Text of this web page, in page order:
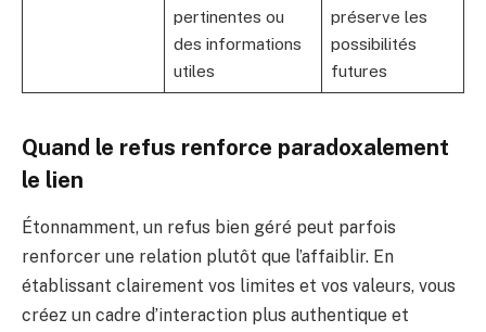
pertinentes ou
des informations
utiles
préserve les
possibilités
futures
Quand le refus renforce paradoxalement
le lien
Étonnamment, un refus bien géré peut parfois
renforcer une relation plutôt que l’affaiblir. En
établissant clairement vos limites et vos valeurs, vous
créez un cadre d’interaction plus authentique et